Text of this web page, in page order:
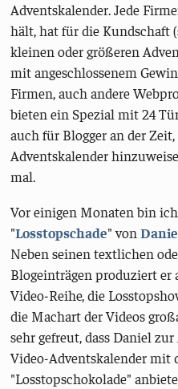
Adventskalender. Jede
hält, hat für die Kundschaft
kleinen oder größeren
mit angeschlossenem
Firmen, auch andere
bieten ein Spezial mit 24
auch für Blogger an der
Adventskalender
mal.
Vor einigen Monaten bin
"Losstopschade" von
Neben seinen textlichen
Blogeinträgen produziert er
Video-Reihe, die
die Machart der Videos
sehr gefreut, dass Daniel
Video-Adventskalender mit
"Losstopschokolade"